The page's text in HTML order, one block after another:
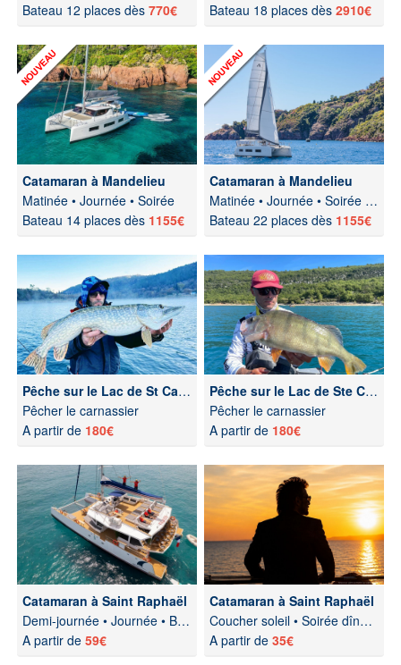
Bateau 12 places dès 770€
Bateau 18 places dès 2910€
Catamaran à Mandelieu
Matinée • Journée • Soirée
Bateau 14 places dès 1155€
Catamaran à Mandelieu
Matinée • Journée • Soirée Estérel
Bateau 22 places dès 1155€
Pêche sur le Lac de St Cassien
Pêcher le carnassier
A partir de 180€
Pêche sur le Lac de Ste Croix
Pêcher le carnassier
A partir de 180€
Catamaran à Saint Raphaël
Demi-journée • Journée • Brunch
A partir de 59€
Catamaran à Saint Raphaël
Coucher soleil • Soirée dîner • Feux artifice
A partir de 35€